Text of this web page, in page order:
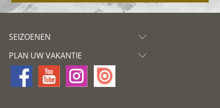
SEIZOENEN
PLAN UW VAKANTIE